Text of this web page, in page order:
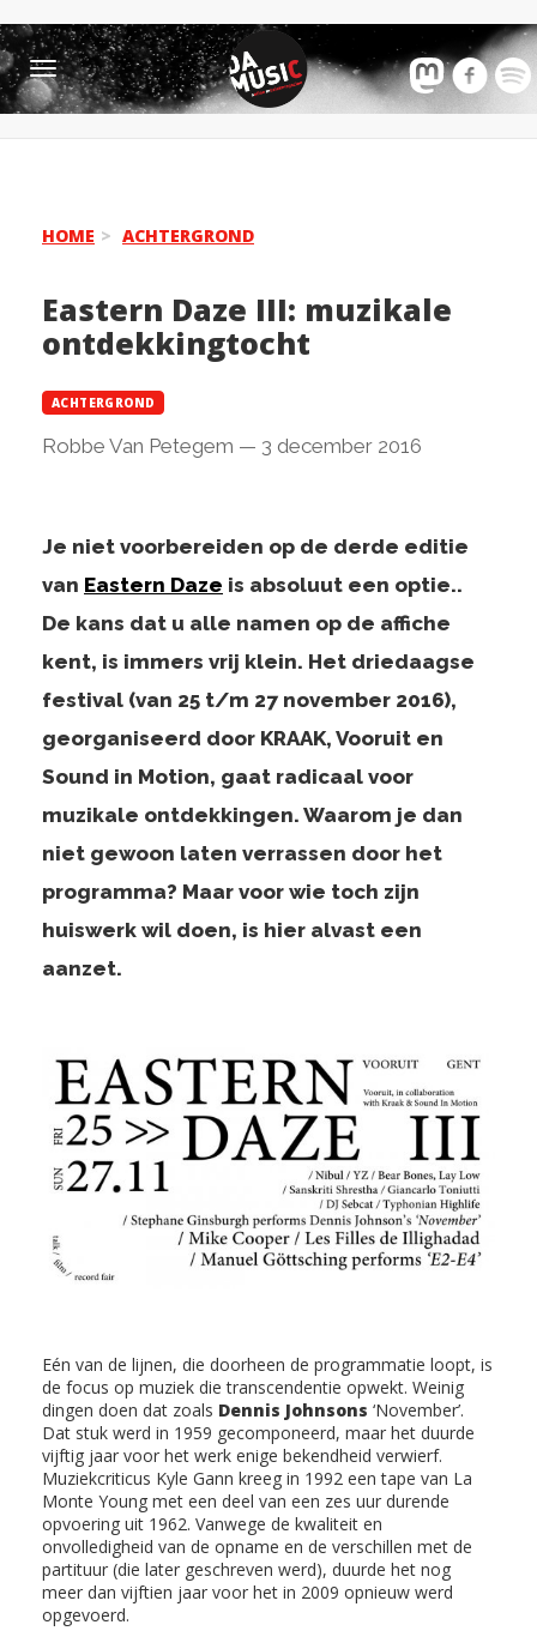
Toggle
navigation
HOME ACHTERGROND
Eastern Daze III: muzikale
ontdekkingtocht
ACHTERGROND
Robbe Van Petegem — 3 december 2016
Je niet voorbereiden op de derde editie
van Eastern Daze is absoluut een optie..
De kans dat u alle namen op de affiche
kent, is immers vrij klein. Het driedaagse
festival (van 25 t/m 27 november 2016),
georganiseerd door KRAAK, Vooruit en
Sound in Motion, gaat radicaal voor
muzikale ontdekkingen. Waarom je dan
niet gewoon laten verrassen door het
programma? Maar voor wie toch zijn
huiswerk wil doen, is hier alvast een
aanzet.
Eén van de lijnen, die doorheen de programmatie loopt, is
de focus op muziek die transcendentie opwekt. Weinig
dingen doen dat zoals Dennis Johnsons ‘November’.
Dat stuk werd in 1959 gecomponeerd, maar het duurde
vijftig jaar voor het werk enige bekendheid verwierf.
Muziekcriticus Kyle Gann kreeg in 1992 een tape van La
Monte Young met een deel van een zes uur durende
opvoering uit 1962. Vanwege de kwaliteit en
onvolledigheid van de opname en de verschillen met de
partituur (die later geschreven werd), duurde het nog
meer dan vijftien jaar voor het in 2009 opnieuw werd
opgevoerd.